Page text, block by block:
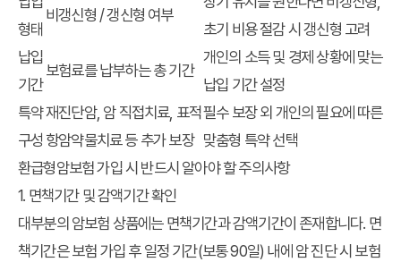
형태
비갱신형 / 갱신형 여부
초기 비용 절감 시 갱신형 고려
납입
기간
보험료를 납부하는 총 기간
개인의 소득 및 경제 상황에 맞는
납입 기간 설정
특약
구성
재진단암, 암 직접치료, 표적
항암약물치료 등 추가 보장
필수 보장 외 개인의 필요에 따른
맞춤형 특약 선택
환급형암보험 가입 시 반드시 알아야 할 주의사항
1. 면책기간 및 감액기간 확인
대부분의 암보험 상품에는 면책기간과 감액기간이 존재합니다. 면
책기간은 보험 가입 후 일정 기간(보통 90일) 내에 암 진단 시 보험